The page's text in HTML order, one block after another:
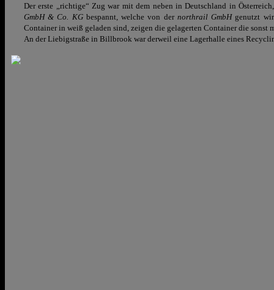
Der erste „richtige“ Zug war mit dem neben in Deutschland in
GmbH & Co. KGbespannt, welche von der northrail GmbHgenutzt
Container in weiß geladen sind, zeigen die gelagerten Container die sonst
An der Liebigstraße in Billbrook war derweil eine Lagerhalle eines